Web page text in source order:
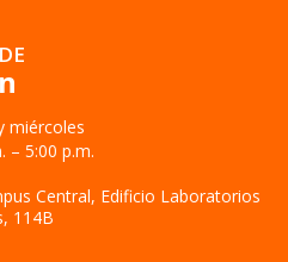
miércoles
– 5:00 p.m.
Central, Edificio Laboratorios
114B